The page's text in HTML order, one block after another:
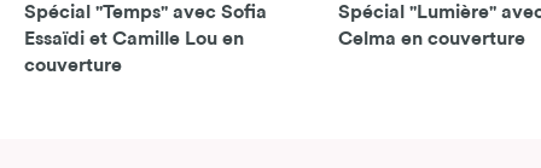
Spécial "Temps" avec Sofia
Essaïdi et Camille Lou en
couverture
Spécial "Lumière"
Celma en couverture